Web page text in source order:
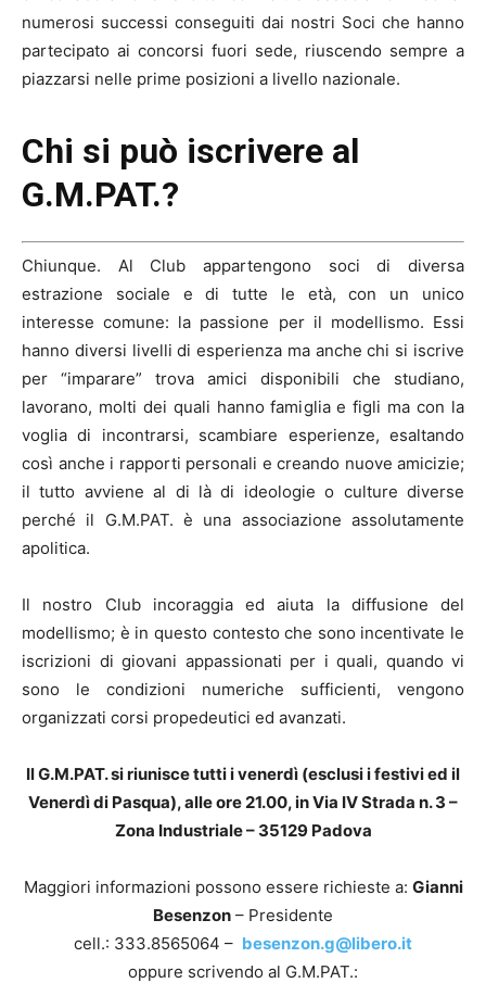
numerosi successi conseguiti dai nostri Soci che hanno
partecipato ai concorsi fuori sede, riuscendo sempre a
piazzarsi nelle prime posizioni a livello nazionale.
Chi si può iscrivere al
G.M.PAT.?
Chiunque. Al Club appartengono soci di diversa
estrazione sociale e di tutte le età, con un unico
interesse comune: la passione per il modellismo. Essi
hanno diversi livelli di esperienza ma anche chi si iscrive
per “imparare” trova amici disponibili che studiano,
lavorano, molti dei quali hanno famiglia e figli ma con la
voglia di incontrarsi, scambiare esperienze, esaltando
così anche i rapporti personali e creando nuove amicizie;
il tutto avviene al di là di ideologie o culture diverse
perché il G.M.PAT. è una associazione assolutamente
apolitica.
Il nostro Club incoraggia ed aiuta la diffusione del
modellismo; è in questo contesto che sono incentivate le
iscrizioni di giovani appassionati per i quali, quando vi
sono le condizioni numeriche sufficienti, vengono
organizzati corsi propedeutici ed avanzati.
Il G.M.PAT. si riunisce tutti i venerdì (esclusi i festivi ed il
Venerdì di Pasqua), alle ore 21.00, in Via IV Strada n. 3 –
Zona Industriale – 35129 Padova
Maggiori informazioni possono essere richieste a: Gianni
Besenzon – Presidente
cell.: 333.8565064 – besenzon.g@libero.it
oppure scrivendo al G.M.PAT.: